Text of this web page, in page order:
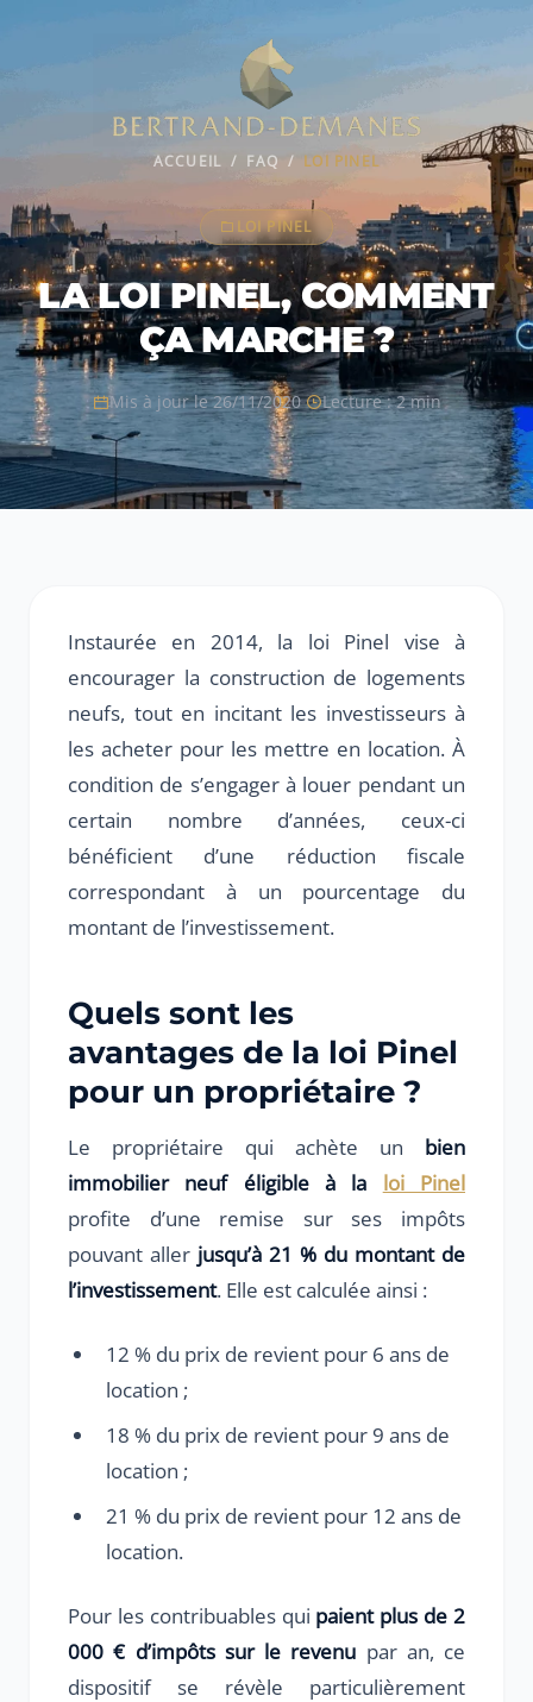
ACCUEIL / FAQ / LOI PINEL
LOI PINEL
LA LOI PINEL, COMMENT
ÇA MARCHE ?
Mis à jour le 26/11/2020 Lecture : 2 min
Instaurée en 2014, la loi Pinel vise à
encourager la construction de logements
neufs, tout en incitant les investisseurs à
les acheter pour les mettre en location. À
condition de s’engager à louer pendant un
certain nombre d’années, ceux-ci
bénéficient d’une réduction fiscale
correspondant à un pourcentage du
montant de l’investissement.
Quels sont les
avantages de la loi Pinel
pour un propriétaire ?
Le propriétaire qui achète un bien
immobilier neuf éligible à la loi Pinel
profite d’une remise sur ses impôts
pouvant aller jusqu’à 21 % du montant de
l’investissement. Elle est calculée ainsi :
12 % du prix de revient pour 6 ans de
location ;
18 % du prix de revient pour 9 ans de
location ;
21 % du prix de revient pour 12 ans de
location.
Pour les contribuables qui paient plus de 2
000 € d’impôts sur le revenu par an, ce
dispositif se révèle particulièrement